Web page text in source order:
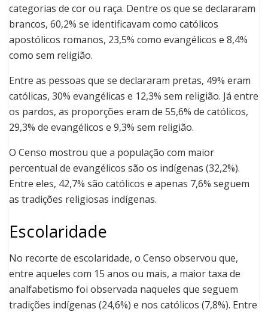
categorias de cor ou raça. Dentre os que se declararam
brancos, 60,2% se identificavam como católicos
apostólicos romanos, 23,5% como evangélicos e 8,4%
como sem religião.
Entre as pessoas que se declararam pretas, 49% eram
católicas, 30% evangélicas e 12,3% sem religião. Já entre
os pardos, as proporções eram de 55,6% de católicos,
29,3% de evangélicos e 9,3% sem religião.
O Censo mostrou que a população com maior
percentual de evangélicos são os indígenas (32,2%).
Entre eles, 42,7% são católicos e apenas 7,6% seguem
as tradições religiosas indígenas.
Escolaridade
No recorte de escolaridade, o Censo observou que,
entre aqueles com 15 anos ou mais, a maior taxa de
analfabetismo foi observada naqueles que seguem
tradições indígenas (24,6%) e nos católicos (7,8%). Entre